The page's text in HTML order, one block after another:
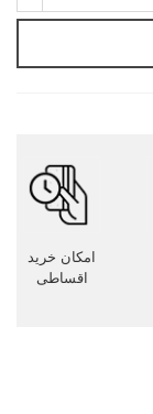
امکان خرید
اقساطی